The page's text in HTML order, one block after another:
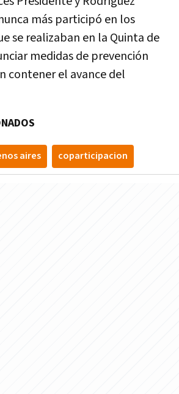
más participó en los
se realizaban en la Quinta de
medidas de prevención
contener el avance del
aires coparticipacion